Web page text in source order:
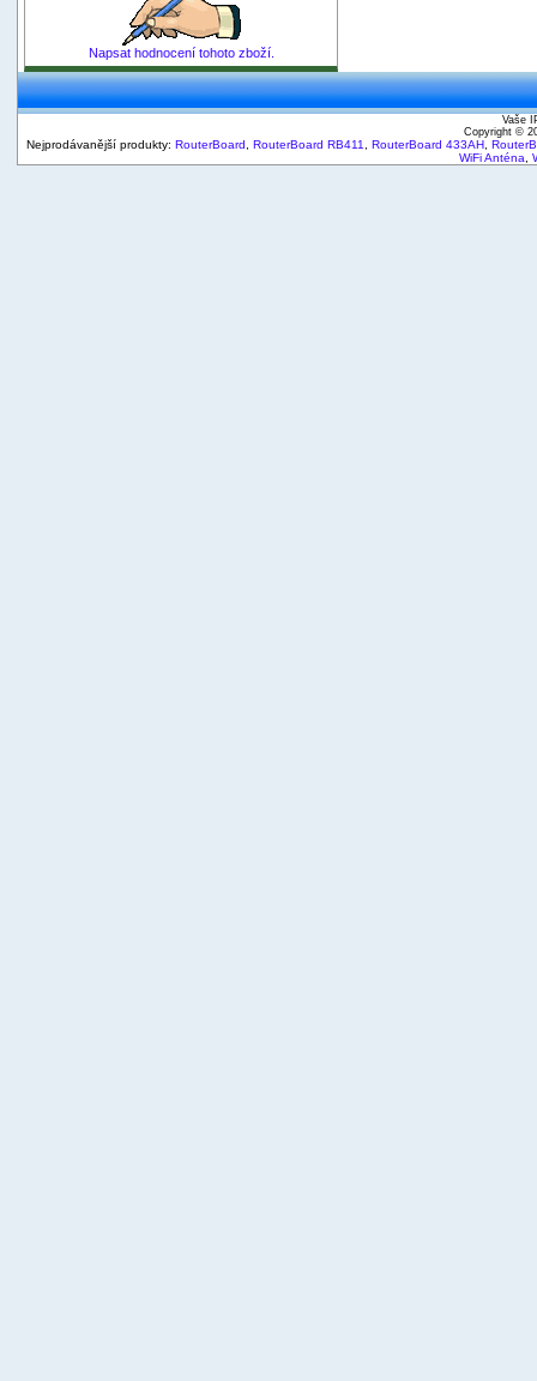
Napsat hodnocení tohoto zboží.
Vaše
Copyright ©
Nejprodávanější produkty: RouterBoard RouterBoard RB411 RouterBoard 433AH
WiFi Anténa